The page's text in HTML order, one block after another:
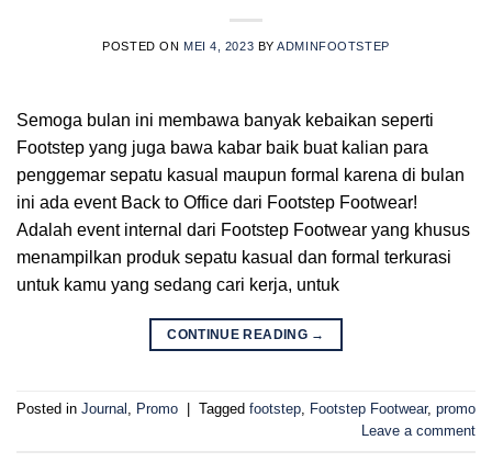
POSTED ON MEI 4, 2023 BYADMINFOOTSTEP
Semoga bulan ini membawa banyak kebaikan seperti
Footstep yang juga bawa kabar baik buat kalian para
penggemar sepatu kasual maupun formal karena di bulan
ini ada event Back to Office dari Footstep Footwear!
Adalah event internal dari Footstep Footwear yang khusus
menampilkan produk sepatu kasual dan formal terkurasi
untuk kamu yang sedang cari kerja, untuk
CONTINUE READING →
Posted in Journal Promo Tagged footstep Footstep Footwear, promo
Leave a comment